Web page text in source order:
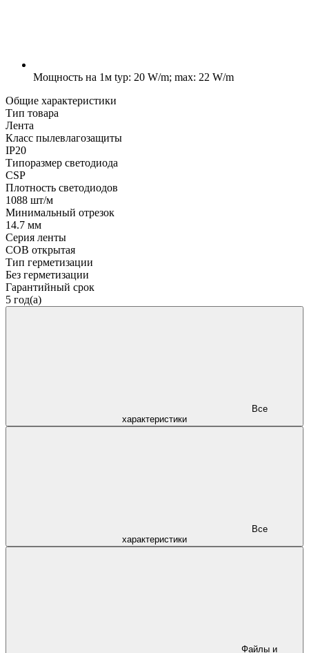
Мощность на 1м typ: 20 W/m; max: 22 W/m
Общие характеристики
Тип товара
Лента
Класс пылевлагозащиты
IP20
Типоразмер светодиода
CSP
Плотность светодиодов
1088 шт/м
Минимальный отрезок
14.7 мм
Серия ленты
COB открытая
Тип герметизации
Без герметизации
Гарантийный срок
5 год(а)
характеристики
характеристики